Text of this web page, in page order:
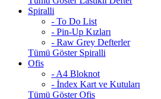
Spiralli
- To Do List
- Pin-Up Kızları
- Raw Grey Defterler
Tümü Göster Spiralli
Ofis
- A4 Bloknot
- İndex Kart ve Kutuları
Tümü Göster Ofis